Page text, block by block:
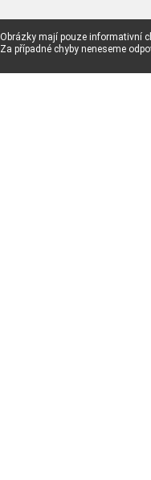
Obrázky mají pouze informativní
Za případné chyby neneseme